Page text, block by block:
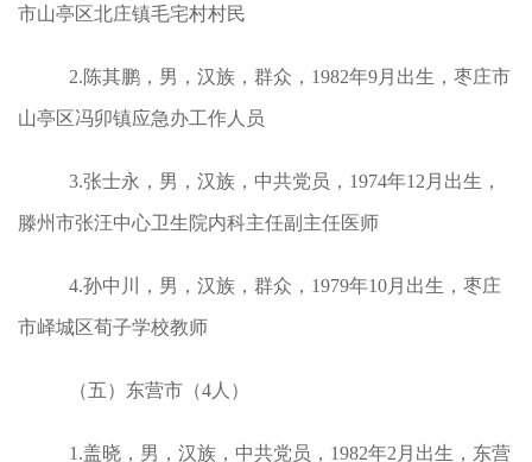
市山亭区北庄镇毛宅村村民
2.陈其鹏，男，汉族，群众，1982年9月出生，枣庄市
山亭区冯卯镇应急办工作人员
3.张士永，男，汉族，中共党员，1974年12月出生，
滕州市张汪中心卫生院内科主任副主任医师
4.孙中川，男，汉族，群众，1979年10月出生，枣庄
市峄城区荀子学校教师
（五）东营市（4人）
1.盖晓，男，汉族，中共党员，1982年2月出生，东营